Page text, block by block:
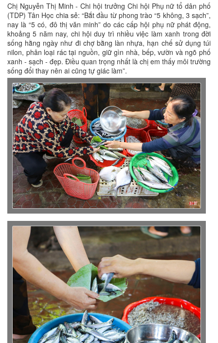
Chị Nguyễn Thị Minh - Chi hội trưởng Chi hội Phụ nữ tổ dân phố
(TDP) Tân Học chia sẻ: “Bắt đầu từ phong trào “5 không, 3 sạch”,
nay là “5 có, đô thị văn minh” do các cấp hội phụ nữ phát động,
khoảng 5 năm nay, chi hội duy trì nhiều việc làm xanh trong đời
sống hằng ngày như đi chợ bằng làn nhựa, hạn chế sử dụng túi
nilon, phân loại rác tại nguồn, giữ gìn nhà, bếp, vườn và ngõ phố
xanh - sạch - đẹp. Điều quan trọng nhất là chị em thấy môi trường
sống đổi thay nên ai cũng tự giác làm”.